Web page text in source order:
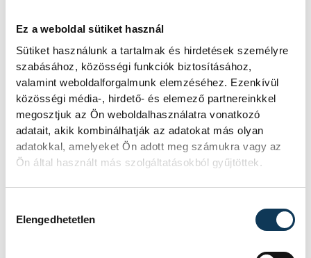
Ez a weboldal sütiket használ
Sütiket használunk a tartalmak és hirdetések személyre
szabásához, közösségi funkciók biztosításához,
valamint weboldalforgalmunk elemzéséhez. Ezenkívül
közösségi média-, hirdető- és elemező partnereinkkel
megosztjuk az Ön weboldalhasználatra vonatkozó
adatait, akik kombinálhatják az adatokat más olyan
adatokkal, amelyeket Ön adott meg számukra vagy az
Ön által használt más szolgáltatásokból gyűjtöttek.
Elengedhetetlen
parlament jövő kedden válassza meg
az új köztársasági elnököt.
Valami óriási csapódott a
Holdba ma reggel
Rendhagyó esemény zajlott le kedden
reggel. Magyar idő szerint 8:35 körül a
Hold felszínébe csapódott a SpaceX
fokozata. A becsapódást a Földről
szabad szemmel nem lehetett látni, a
szakemberek azonban távcsövekkel